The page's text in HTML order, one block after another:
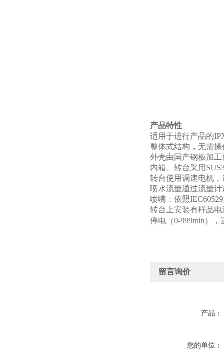
产品特性
适用于进行产品的
整体式结构 ， 无需
外壳由国产钢板加
内箱、转台采用
转台使用调速电机
喷水流量通过流量
喷嘴：依照
转台上安装有样品
停电（0-999min）
留言询价
产品：
您的单位：